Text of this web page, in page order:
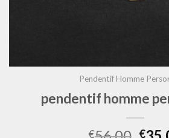
Pendentif Homme
pendentif homme
€ €